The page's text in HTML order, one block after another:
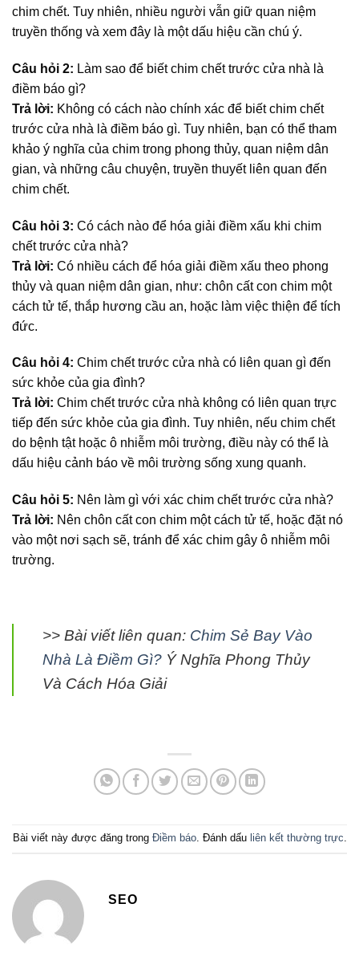
chim chết. Tuy nhiên, nhiều người vẫn giữ quan niệm
truyền thống và xem đây là một dấu hiệu cần chú ý.
Câu hỏi 2: Làm sao để biết chim chết trước cửa nhà là
điềm báo gì?
Trả lời: Không có cách nào chính xác để biết chim chết
trước cửa nhà là điềm báo gì. Tuy nhiên, bạn có thể tham
khảo ý nghĩa của chim trong phong thủy, quan niệm dân
gian, và những câu chuyện, truyền thuyết liên quan đến
chim chết.
Câu hỏi 3: Có cách nào để hóa giải điềm xấu khi chim
chết trước cửa nhà?
Trả lời: Có nhiều cách để hóa giải điềm xấu theo phong
thủy và quan niệm dân gian, như: chôn cất con chim một
cách tử tế, thắp hương cầu an, hoặc làm việc thiện để tích
đức.
Câu hỏi 4: Chim chết trước cửa nhà có liên quan gì đến
sức khỏe của gia đình?
Trả lời: Chim chết trước cửa nhà không có liên quan trực
tiếp đến sức khỏe của gia đình. Tuy nhiên, nếu chim chết
do bệnh tật hoặc ô nhiễm môi trường, điều này có thể là
dấu hiệu cảnh báo về môi trường sống xung quanh.
Câu hỏi 5: Nên làm gì với xác chim chết trước cửa nhà?
Trả lời: Nên chôn cất con chim một cách tử tế, hoặc đặt nó
vào một nơi sạch sẽ, tránh để xác chim gây ô nhiễm môi
trường.
>> Bài viết liên quan: Chim Sẻ Bay Vào
Nhà Là Điềm Gì? Ý Nghĩa Phong Thủy
Và Cách Hóa Giải
Bài viết này được đăng trong Điềm báo. Đánh dấu liên kết thường trực.
SEO